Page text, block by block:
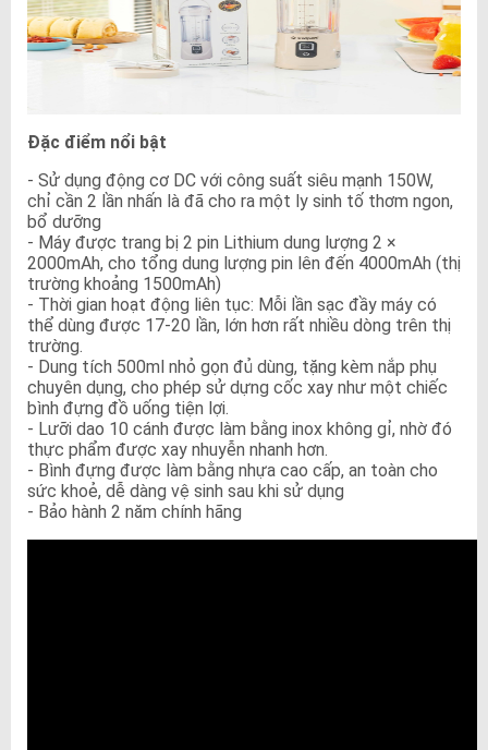
Đặc điểm nổi bật
- Sử dụng động cơ DC với công suất siêu mạnh 150W,
chỉ cần 2 lần nhấn là đã cho ra một ly sinh tố thơm ngon,
bổ dưỡng
- Máy được trang bị 2 pin Lithium dung lượng 2 ×
2000mAh, cho tổng dung lượng pin lên đến 4000mAh (thị
trường khoảng 1500mAh)
- Thời gian hoạt động liên tục: Mỗi lần sạc đầy máy có
thể dùng được 17-20 lần, lớn hơn rất nhiều dòng trên thị
trường.
- Dung tích 500ml nhỏ gọn đủ dùng, tặng kèm nắp phụ
chuyên dụng, cho phép sử dựng cốc xay như một chiếc
bình đựng đồ uống tiện lợi.
- Lưỡi dao 10 cánh được làm bằng inox không gỉ, nhờ đó
thực phẩm được xay nhuyễn nhanh hơn.
- Bình đựng được làm bằng nhựa cao cấp, an toàn cho
sức khoẻ, dễ dàng vệ sinh sau khi sử dụng
- Bảo hành 2 năm chính hãng